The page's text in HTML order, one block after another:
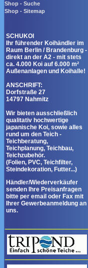
Shop - Suche
Shop - Sitemap
SCHUKOI
Ihr führender Koihändler im
Raum Berlin / Brandenburg -
direkt an der A2 - mit stets
ca. 4.000 Koi auf 6.000 m²
Außenanlagen und Koihalle!
ANSCHRIFT:
Dorfstraße 27
14797 Nahmitz
Wir bieten ausschließlich
qualitativ hochwertige
japanische Koi, sowie alles
rund um den Teich -
Teichberatung,
Teichplanung, Teichbau,
Teichzubehör.
(Folien, PVC, Teichfilter,
Steindekoration, Futter...)
Händler/Wiederverkäufer
senden Ihre Preisanfragen
bitte per email oder Fax mit
Ihrer Gewerbeanmeldung an
uns.